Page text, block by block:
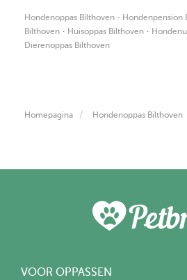
Hondenoppas Bilthoven · Hondenpension
Bilthoven · Huisoppas Bilthoven ·
Dierenoppas Bilthoven
Homepagina Hondenoppas Bilthoven
VOOR OPPASSEN